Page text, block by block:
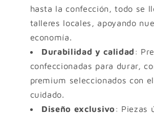
hasta la confección, todo se
talleres locales, apoyando
economía.
Durabilidad y calidad :
confeccionadas para durar,
premium seleccionados con
cuidado.
Diseño exclusivo : Piezas